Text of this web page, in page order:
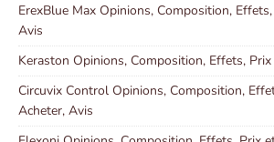
ErexBlue Max Opinions, Composition,
Avis
Keraston Opinions, Composition, Effets,
Circuvix Control Opinions, Composition,
Acheter, Avis